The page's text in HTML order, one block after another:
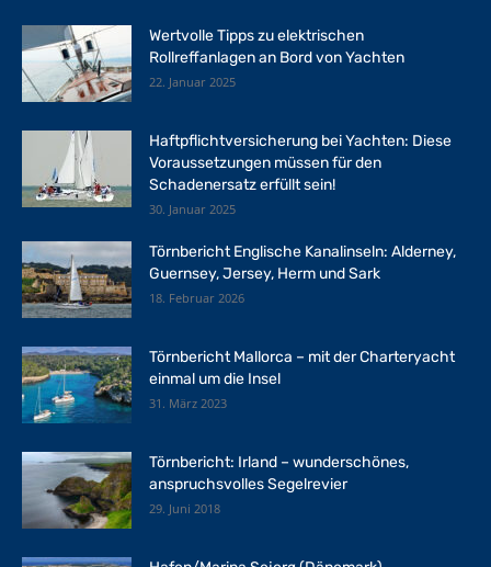
Wertvolle Tipps zu elektrischen
Rollreffanlagen an Bord von Yachten
22. Januar 2025
Haftpflichtversicherung bei Yachten: Diese
Voraussetzungen müssen für den
Schadenersatz erfüllt sein!
30. Januar 2025
Törnbericht Englische Kanalinseln: Alderney,
Guernsey, Jersey, Herm und Sark
18. Februar 2026
Törnbericht Mallorca – mit der Charteryacht
einmal um die Insel
31. März 2023
Törnbericht: Irland – wunderschönes,
anspruchsvolles Segelrevier
29. Juni 2018